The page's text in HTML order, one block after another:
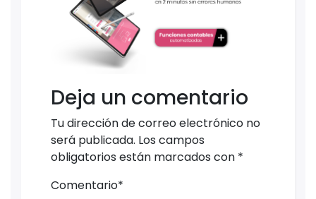
Deja un comentario
Tu dirección de correo electrónico no
será publicada. Los campos
obligatorios están marcados con *
Comentario*